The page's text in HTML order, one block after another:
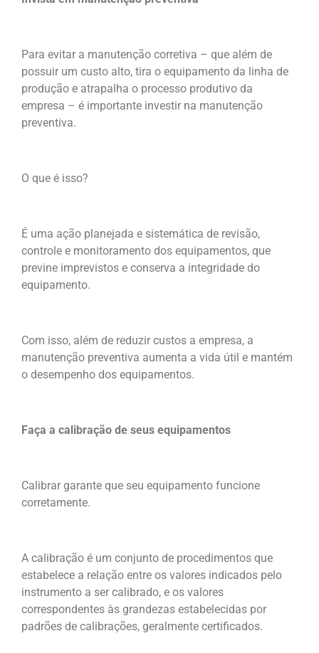
Para evitar a manutenção corretiva – que além de
possuir um custo alto, tira o equipamento da linha de
produção e atrapalha o processo produtivo da
empresa – é importante investir na manutenção
preventiva.
O que é isso?
É uma ação planejada e sistemática de revisão,
controle e monitoramento dos equipamentos, que
previne imprevistos e conserva a integridade do
equipamento.
Com isso, além de reduzir custos a empresa, a
manutenção preventiva aumenta a vida útil e mantém
o desempenho dos equipamentos.
Faça a calibração de seus equipamentos
Calibrar garante que seu equipamento funcione
corretamente.
A calibração é um conjunto de procedimentos que
estabelece a relação entre os valores indicados pelo
instrumento a ser calibrado, e os valores
correspondentes às grandezas estabelecidas por
padrões de calibrações, geralmente certificados.